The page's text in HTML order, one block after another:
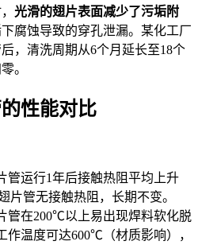
光滑的翅片表面减少了污垢附
腐蚀导致的穿孔泄漏。某化工厂
，清洗周期从6个月延长至18个
。
性能对比
管运行1年后接触热阻平均上升
片管无接触热阻，长期不变。
管在200℃以上易出现焊料软化脱
作温度可达600℃（材质影响），